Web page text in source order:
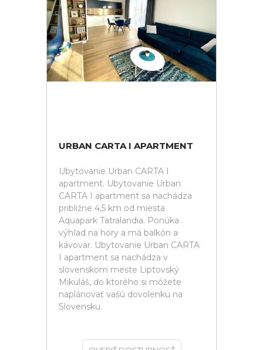
URBAN CARTA I APARTMENT
Ubytovanie Urban CARTA I
apartment. Ubytovanie Urban
CARTA I apartment sa nachádza
približne 4,5 km od miesta
Aquapark Tatralandia. Ponúka
výhľad na hory a má balkón a
kávovar. Ubytovanie Urban CARTA
I apartment sa nachádza v
slovenskom meste Liptovský
Mikuláš, do ktorého si môžete
naplánovať vašú dovolenku na
Slovensku.